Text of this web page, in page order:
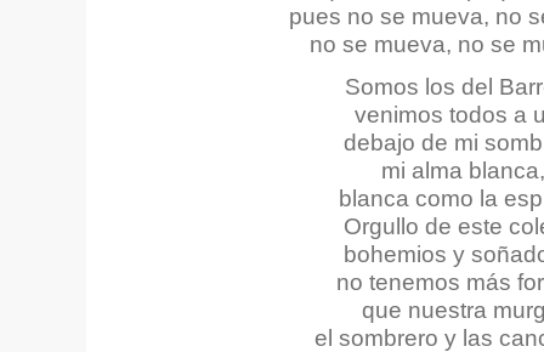
pues no se mueva, no
no se mueva, no se
Somos los del
venimos todos a
debajo de mi
mi alma blanca,
blanca como la
Orgullo de este
bohemios y
no tenemos más
que nuestra
el sombrero y las